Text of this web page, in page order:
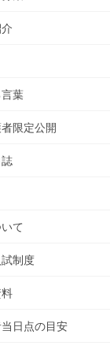
葉
限定公開
て
制度
日点の目安